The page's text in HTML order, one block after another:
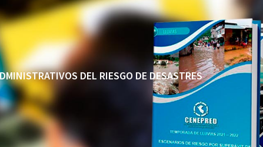
DEL RIESGO DE DESASTRES